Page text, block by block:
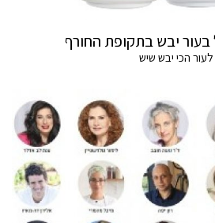
בעור יבש בתקופת החורף
הכי יבש שיש